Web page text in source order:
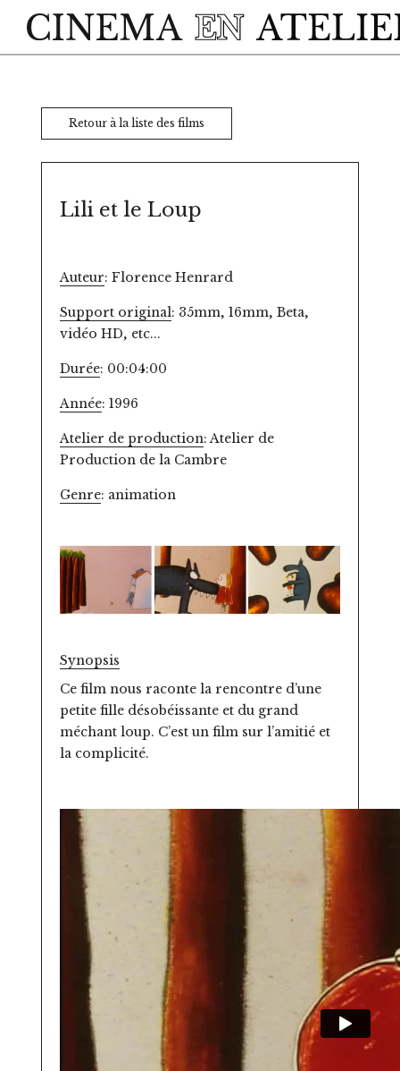
Retour à la liste des films
Lili et le Loup
Auteur: Florence Henrard
Support original: 35mm, 16mm, Beta,
vidéo HD, etc...
Durée: 00:04:00
Année: 1996
Atelier de production: Atelier de
Production de la Cambre
Genre: animation
Synopsis
Ce film nous raconte la rencontre d’une
petite fille désobéissante et du grand
méchant loup. C’est un film sur l’amitié et
la complicité.